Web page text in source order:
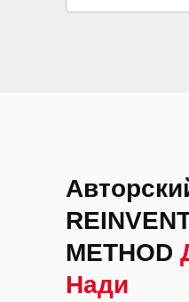
METHOD
Нади